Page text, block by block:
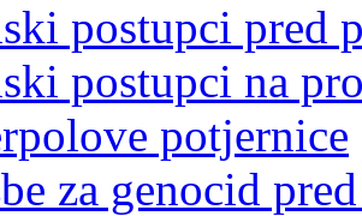
postupci pred
postupci na
potjernice
za genocid